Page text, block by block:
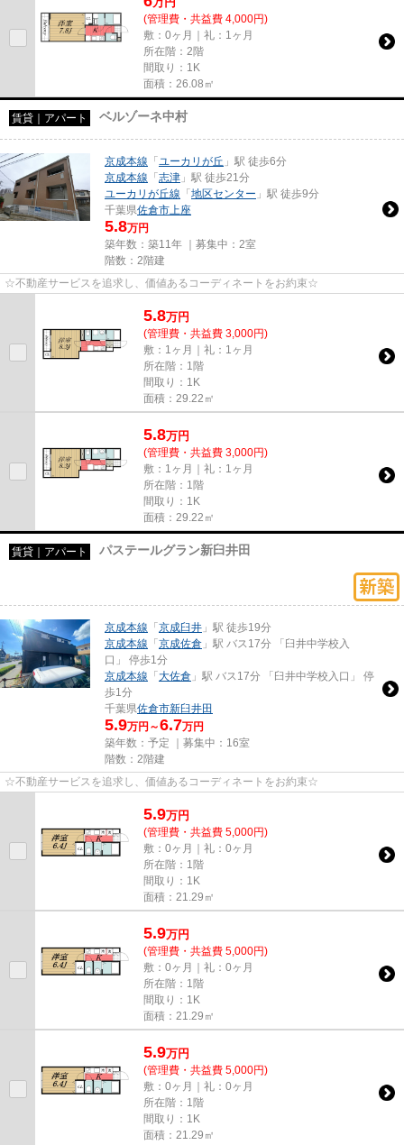
(管理費・共益費 4,000円)
敷：0ヶ月｜礼：1ヶ月
所在階：2階
間取り：1K
面積：26.08㎡
賃貸｜アパート ベルゾーネ中村
京成本線 「 ユーカリが丘 」駅 徒歩6分
京成本線 「 志津 」駅 徒歩21分
ユーカリが丘線 「 地区センター 」駅 徒歩9分
千葉県佐倉市上座
5.8万円
築年数：築11年 ｜募集中： 2室
階数：2階建
☆不動産サービスを追求し、価値あるコーディネートをお約束☆
5.8万円
(管理費・共益費 3,000円)
敷：1ヶ月｜礼：1ヶ月
所在階：1階
間取り：1K
面積：29.22㎡
5.8万円
(管理費・共益費 3,000円)
敷：1ヶ月｜礼：1ヶ月
所在階：1階
間取り：1K
面積：29.22㎡
賃貸｜アパート パステールグラン新臼井田
京成本線 「 京成臼井 」駅 徒歩19分
京成本線 「 京成佐倉 」駅 バス17分 「臼井中学校入
口」 停歩1分
京成本線 「 大佐倉 」駅 バス17分 「臼井中学校入口」 停
歩1分
千葉県佐倉市新臼井田
5.9万円～6.7万円
築年数：予定 ｜募集中： 16室
階数：2階建
☆不動産サービスを追求し、価値あるコーディネートをお約束☆
5.9万円
(管理費・共益費 5,000円)
敷：0ヶ月｜礼：0ヶ月
所在階：1階
間取り：1K
面積：21.29㎡
5.9万円
(管理費・共益費 5,000円)
敷：0ヶ月｜礼：0ヶ月
所在階：1階
間取り：1K
面積：21.29㎡
5.9万円
(管理費・共益費 5,000円)
敷：0ヶ月｜礼：0ヶ月
所在階：1階
間取り：1K
面積：21.29㎡